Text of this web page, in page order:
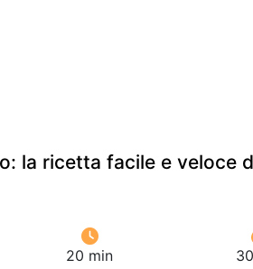
la ricetta facile e veloce
20 min